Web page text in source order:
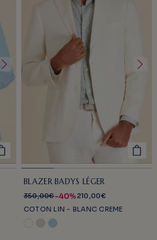
BLAZER BADYS LÉGER
350,00€-40%210,00€
COTON LIN - BLANC CREME